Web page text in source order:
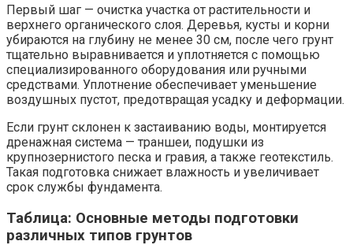
Первый шаг — очистка участка от растительности и
верхнего органического слоя. Деревья, кусты и корни
убираются на глубину не менее 30 см, после чего грунт
тщательно выравнивается и уплотняется с помощью
специализированного оборудования или ручными
средствами. Уплотнение обеспечивает уменьшение
воздушных пустот, предотвращая усадку и деформации.
Если грунт склонен к застаиванию воды, монтируется
дренажная система — траншеи, подушки из
крупнозернистого песка и гравия, а также геотекстиль.
Такая подготовка снижает влажность и увеличивает
срок службы фундамента.
Таблица: Основные методы подготовки
различных типов грунтов